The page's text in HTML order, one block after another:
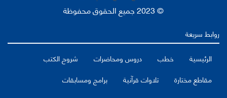
© 2023 جميع الحقوق محفوظة
روابط سريعة
الرئيسية
خطب دروس ومحاضرات
شروح الكتب
مقاطع مختارة
تلاوات قرآنية
برامج ومسابقات